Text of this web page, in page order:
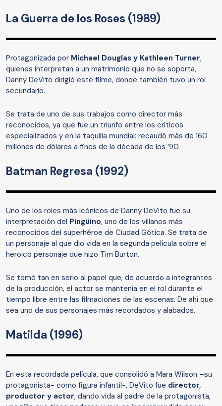
La Guerra de los Roses (1989)
Protagonizada por Michael Douglas y Kathleen Turner,
quienes interpretan a un matrimonio que no se soporta,
Danny DeVito dirigió este filme, donde también tuvo un rol
secundario.
Se trata de uno de sus trabajos como director más
reconocidos, ya que fue un triunfo entre los críticos
especializados y en la taquilla mundial: recaudó más de 160
millones de dólares a fines de la década de los ’90.
Batman Regresa (1992)
Uno de los roles más icónicos de Danny DeVito fue su
interpretación del Pingüino, uno de los villanos más
reconocidos del superhéroe de Ciudad Gótica. Se trata de
un personaje al que dio vida en la segunda película sobre el
heroico personaje que hizo Tim Burton.
Se tomó tan en serio al papel que, de acuerdo a integrantes
de la producción, el actor se mantenía en el rol durante el
tiempo libre entre las filmaciones de las escenas. De ahí que
sea uno de sus personajes más recordados y alabados.
Matilda (1996)
En esta recordada película, que consolidó a Mara Wilson –su
protagonista- como figura infantil-, DeVito fue director,
productor y actor, dando vida al padre de la protagonista,